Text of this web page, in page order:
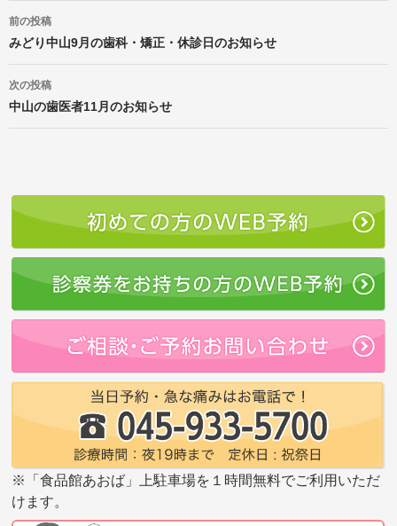
稿
ナ
ー
シ
ョ
前の投稿
みどり中山9月の歯科・矯正・休診日のお知らせ
次の投稿
中山の歯医者11月のお知らせ
※「食品館あおば」上駐車場を１時間無料でご利用いただ
けます。